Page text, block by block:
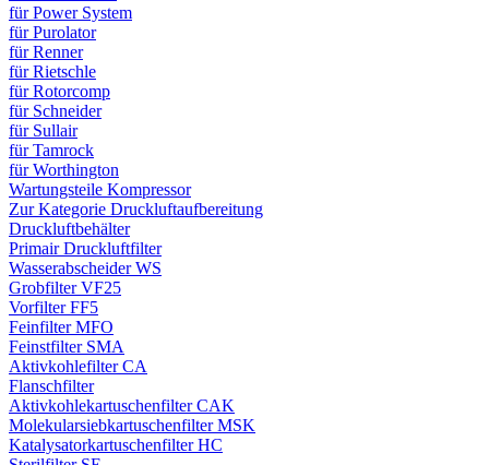
für Power System
für Purolator
für Renner
für Rietschle
für Rotorcomp
für Schneider
für Sullair
für Tamrock
für Worthington
Wartungsteile Kompressor
Zur Kategorie Druckluftaufbereitung
Druckluftbehälter
Primair Druckluftfilter
Wasserabscheider WS
Grobfilter VF25
Vorfilter FF5
Feinfilter MFO
Feinstfilter SMA
Aktivkohlefilter CA
Flanschfilter
Aktivkohlekartuschenfilter CAK
Molekularsiebkartuschenfilter MSK
Katalysatorkartuschenfilter HC